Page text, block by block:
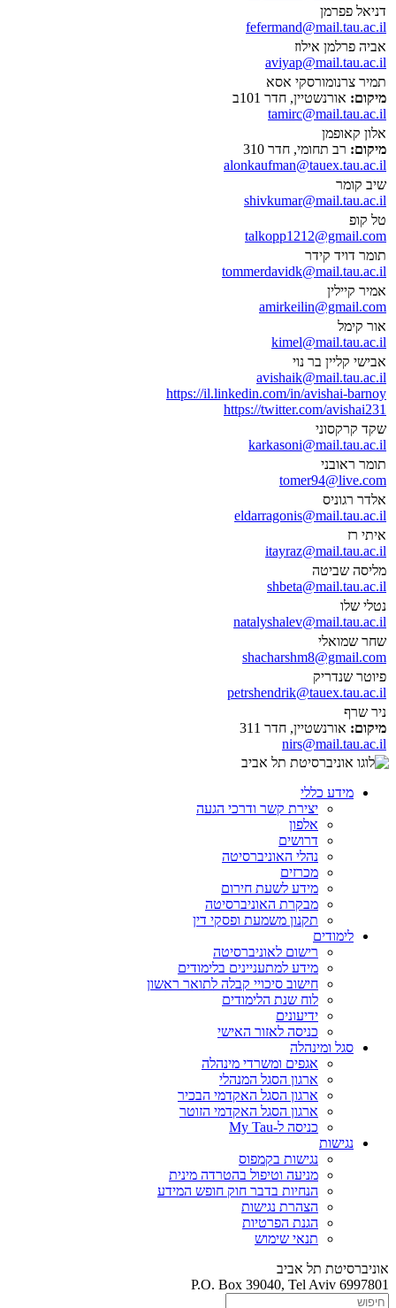
דניאל פפרמן
fefermand@mail.tau.ac.il
אביה פרלמן אילוז
aviyap@mail.tau.ac.il
תמיר צרנומורסקי אסא
מיקום: אורנשטיין, חדר 101ב
tamirc@mail.tau.ac.il
אלון קאופמן
מיקום: רב תחומי, חדר 310
alonkaufman@tauex.tau.ac.il
שיב קומר
shivkumar@mail.tau.ac.il
טל קופ
talkopp1212@gmail.com
תומר דויד קידר
tommerdavidk@mail.tau.ac.il
אמיר קיילין
amirkeilin@gmail.com
אור קימל
kimel@mail.tau.ac.il
אבישי קליין בר נוי
avishaik@mail.tau.ac.il
https://il.linkedin.com/in/avishai-barnoy
https://twitter.com/avishai231
שקד קרקסוני
karkasoni@mail.tau.ac.il
תומר ראובני
tomer94@live.com
אלדר רגוניס
eldarragonis@mail.tau.ac.il
איתי רז
itayraz@mail.tau.ac.il
מליסה שביטה
shbeta@mail.tau.ac.il
נטלי שלו
natalyshalev@mail.tau.ac.il
שחר שמואלי
shacharshm8@gmail.com
פיוטר שנדריק
petrshendrik@tauex.tau.ac.il
ניר שרף
מיקום: אורנשטיין, חדר 311
nirs@mail.tau.ac.il
מידע כללי
יצירת קשר ודרכי הגעה
אלפון
דרושים
נהלי האוניברסיטה
מכרזים
מידע לשעת חירום
מבקרת האוניברסיטה
תקנון משמעת ופסקי דין
לימודים
רישום לאוניברסיטה
מידע למתעניינים בלימודים
חישוב סיכויי קבלה לתואר ראשון
לוח שנת הלימודים
ידיעונים
כניסה לאזור האישי
סגל ומינהלה
אגפים ומשרדי מינהלה
ארגון הסגל המנהלי
ארגון הסגל האקדמי הבכיר
ארגון הסגל האקדמי הזוטר
כניסה ל-My Tau
נגישות
נגישות בקמפוס
מניעה וטיפול בהטרדה מינית
הנחיות בדבר חוק חופש המידע
הצהרת נגישות
הגנת הפרטיות
תנאי שימוש
אוניברסיטת תל אביב
P.O. Box 39040, Tel Aviv 6997801